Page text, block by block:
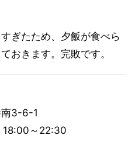
ぎたため、夕飯が食べら
おきます。完敗です。
南3-6-1
18:00～22:30